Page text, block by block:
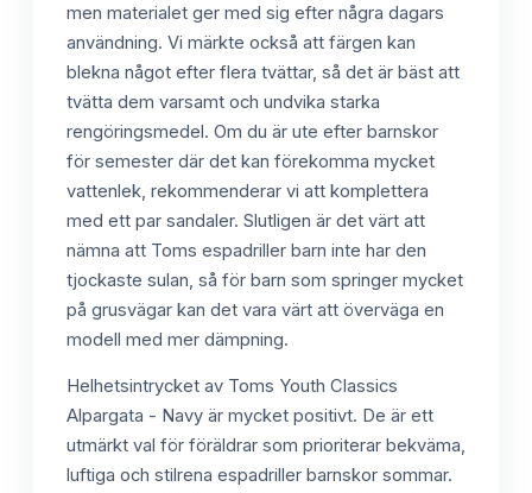
men materialet ger med sig efter några dagars
användning. Vi märkte också att färgen kan
blekna något efter flera tvättar, så det är bäst att
tvätta dem varsamt och undvika starka
rengöringsmedel. Om du är ute efter barnskor
för semester där det kan förekomma mycket
vattenlek, rekommenderar vi att komplettera
med ett par sandaler. Slutligen är det värt att
nämna att Toms espadriller barn inte har den
tjockaste sulan, så för barn som springer mycket
på grusvägar kan det vara värt att överväga en
modell med mer dämpning.
Helhetsintrycket av Toms Youth Classics
Alpargata - Navy är mycket positivt. De är ett
utmärkt val för föräldrar som prioriterar bekväma,
luftiga och stilrena espadriller barnskor sommar.